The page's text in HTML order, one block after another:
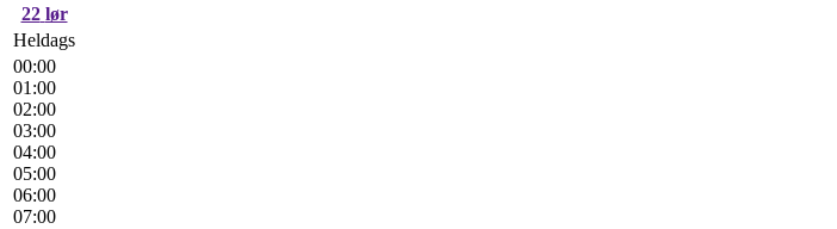
22 lør
Heldags
00:00
01:00
02:00
03:00
04:00
05:00
06:00
07:00